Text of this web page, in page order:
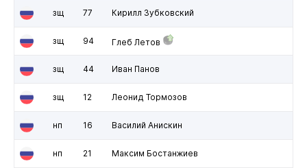
зщ 77 Кирилл Зубковский
зщ 94 Глеб Летов
зщ 44 Иван Панов
зщ 12 Леонид Тормозов
нп 16 Василий Анискин
нп 21 Максим Бостанжиев